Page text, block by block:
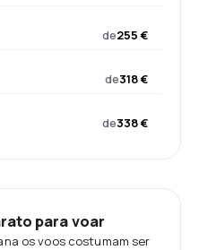
de255 €
de318 €
de338 €
para voar
os voos costumam ser